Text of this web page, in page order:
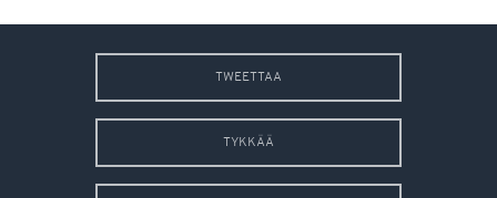
TWEETTAA
TYKKÄÄ